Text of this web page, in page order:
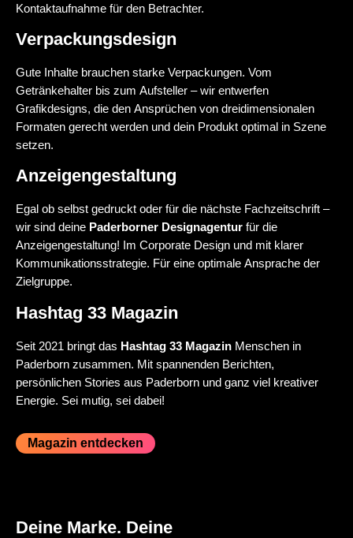
Kontaktaufnahme für den Betrachter.
Verpackungsdesign
Gute Inhalte brauchen starke Verpackungen. Vom
Getränkehalter bis zum Aufsteller – wir entwerfen
Grafikdesigns, die den Ansprüchen von dreidimensionalen
Formaten gerecht werden und dein Produkt optimal in Szene
setzen.
Anzeigengestaltung
Egal ob selbst gedruckt oder für die nächste Fachzeitschrift –
wir sind deine Paderborner Designagentur für die
Anzeigengestaltung! Im Corporate Design und mit klarer
Kommunikationsstrategie. Für eine optimale Ansprache der
Zielgruppe.
Hashtag 33 Magazin
Seit 2021 bringt das Hashtag 33 Magazin Menschen in
Paderborn zusammen. Mit spannenden Berichten,
persönlichen Stories aus Paderborn und ganz viel kreativer
Energie. Sei mutig, sei dabei!
Magazin entdecken
Deine Marke. Deine